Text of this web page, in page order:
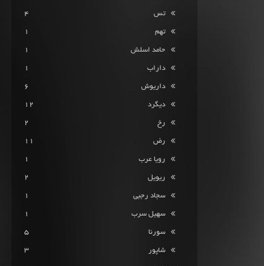
تس 4
تهم 1
حامد اسلش 1
داراب 1
داریوش 6
دیگرد 12
رخ 2
رض 11
رویا عرب 1
ریویل 2
سجاد رجبی 1
سهیل سرب 1
سورنا 5
شاپور 3